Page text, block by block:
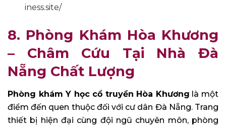
iness.site/
8. Phòng Khám Hòa Khương
– Châm Cứu Tại Nhà Đà
Nẵng Chất Lượng
Phòng khám Y học cổ truyền Hòa Khương là một
điểm đến quen thuộc đối với cư dân Đà Nẵng. Trang
thiết bị hiện đại cùng đội ngũ chuyên môn, phòng